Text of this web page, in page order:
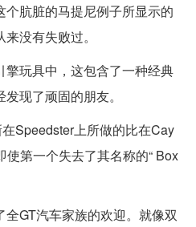
肮脏的马提尼例子所显示的
没有失败过。
擎玩具中，这包含了一种经典
现了顽固的朋友。
Speedster上所做的比在Cay
使第一个失去了其名称的“ Box
GT汽车家族的欢迎。就像双